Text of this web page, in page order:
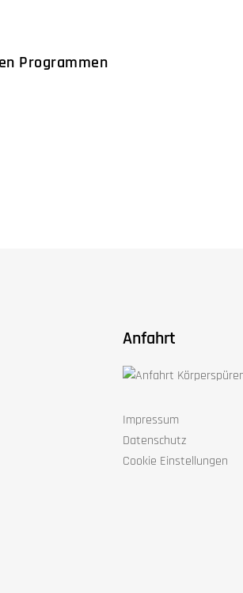
Programmen
Anfahrt
Impressum
Datenschutz
Cookie Einstellungen